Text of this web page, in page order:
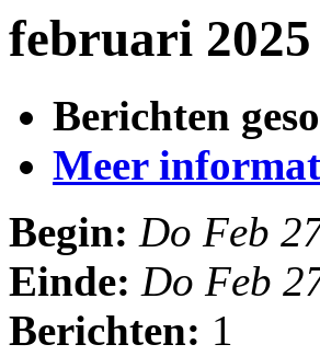
februari
Berichten
Meer
Begin: Do Feb
Einde: Do Feb
Berichten: 1